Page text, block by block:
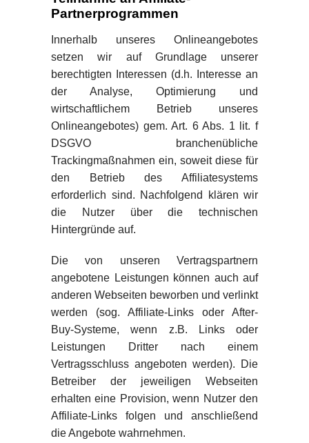
Partnerprogrammen
Innerhalb unseres Onlineangebotes
setzen wir auf Grundlage unserer
berechtigten Interessen (d.h. Interesse an
der Analyse, Optimierung und
wirtschaftlichem Betrieb unseres
Onlineangebotes) gem. Art. 6 Abs. 1 lit. f
DSGVO branchenübliche
Trackingmaßnahmen ein, soweit diese für
den Betrieb des Affiliatesystems
erforderlich sind. Nachfolgend klären wir
die Nutzer über die technischen
Hintergründe auf.
Die von unseren Vertragspartnern
angebotene Leistungen können auch auf
anderen Webseiten beworben und verlinkt
werden (sog. Affiliate-Links oder After-
Buy-Systeme, wenn z.B. Links oder
Leistungen Dritter nach einem
Vertragsschluss angeboten werden). Die
Betreiber der jeweiligen Webseiten
erhalten eine Provision, wenn Nutzer den
Affiliate-Links folgen und anschließend
die Angebote wahrnehmen.